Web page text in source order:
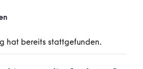
hat bereits stattgefunden.